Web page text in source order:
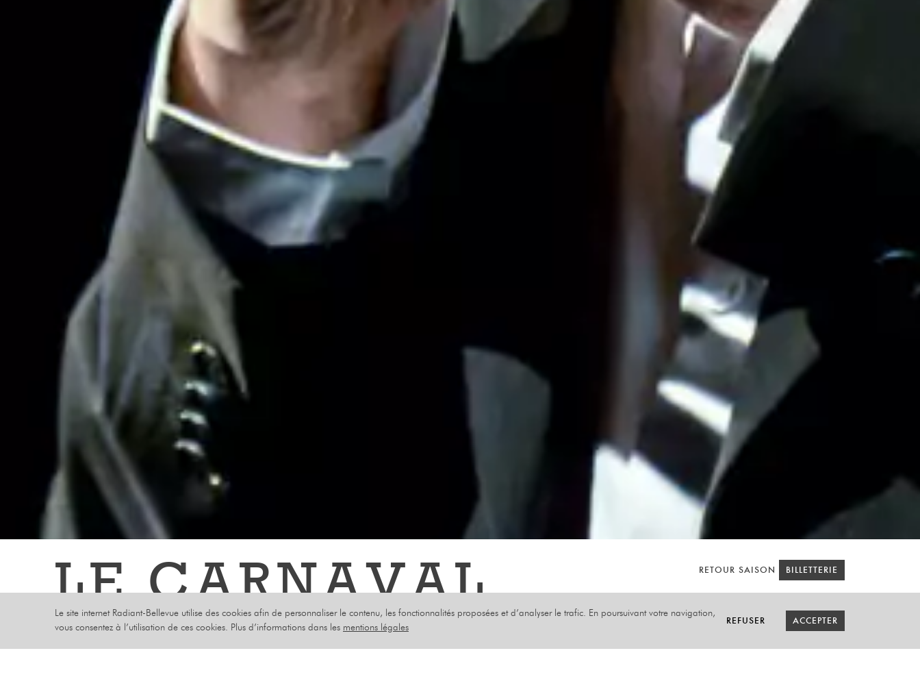
LE CARNAVAL
DES ANIMAUX
RETOUR SAISON
RETOUR SAISON BILLETTERIE
BILLETTERIE
Le site internet Radiant-Bellevue utilise des cookies afin de personnaliser le contenu, les fonctionnalités proposées et d’analyser le trafic. En poursuivant votre navigation,
vous consentez à l’utilisation de ces cookies. Plus d’informations dans les mentions légales
REFUSER
REFUSER ACCEPTER
ACCEPTER